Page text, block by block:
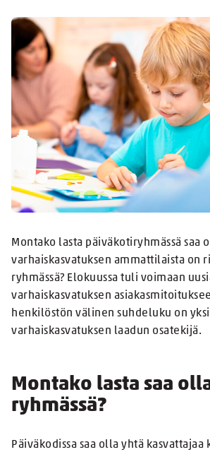
Montako lasta päiväkotiryhmässä saa
varhaiskasvatuksen ammattilaista on
ryhmässä? Elokuussa tuli voimaan
varhaiskasvatuksen
henkilöstön välinen suhdeluku on
varhaiskasvatuksen laadun osatekijä.
Montako lasta saa
ryhmässä?
Päiväkodissa saa olla yhtä kasvattajaa